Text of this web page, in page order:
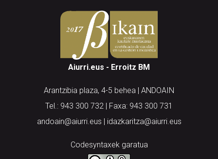
Aiurri.eus - Erroitz BM
Arantzibia plaza, 4-5 behea | ANDOAIN
Tel.: 943 300 732 | Faxa: 943 300 731
andoain@aiurri.eus | idazkaritza@aiurri.eus
Codesyntaxek garatua